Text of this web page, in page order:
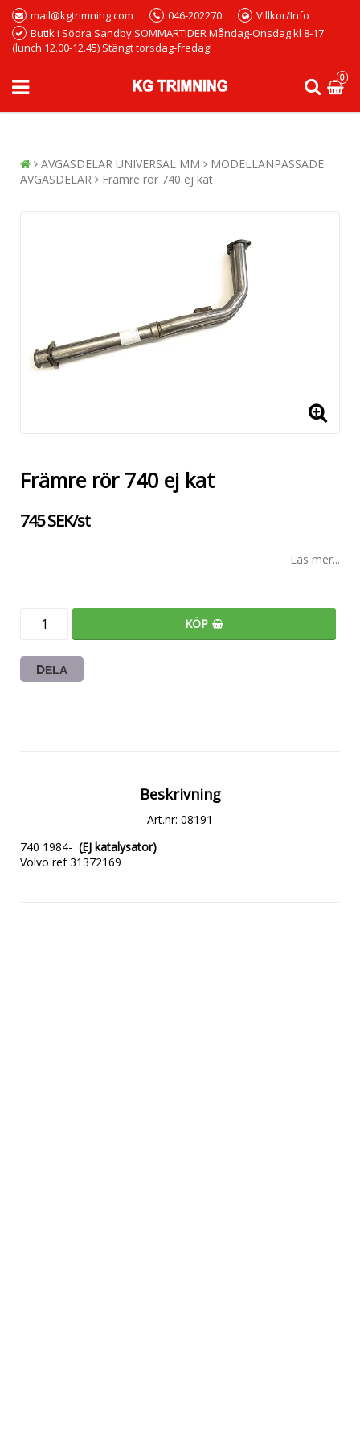
mail@kgtrimning.com 046-202270
Villkor/Info
Butik i Södra Sandby SOMMARTIDER Måndag-Onsdag kl 8-17
(lunch 12.00-12.45) Stängt torsdag-fredag!
0
AVGASDELAR UNIVERSAL MM
MODELLANPASSADE
AVGASDELAR
Främre rör 740 ej kat
Främre rör 740 ej kat
745 SEK/st
Läs mer...
KÖP
DELA
Beskrivning
Art.nr: 08191
740 1984- (EJ katalysator)